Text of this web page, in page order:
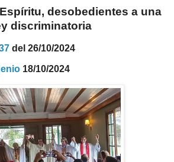
desobedientes a una
discriminatoria
del 26/10/2024
18/10/2024